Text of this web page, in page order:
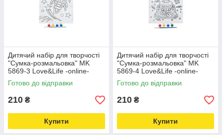
Дитячий набір для творчості
"Сумка-розмальовка" MK
5869-3 Love&Life -online-
multimarket-
Готово до відправки
210 ₴
Купити
Дитячий набір для творчості
"Сумка-розмальовка" MK
5869-4 Love&Life -online-
multimarket-
Готово до відправки
210 ₴
Купити